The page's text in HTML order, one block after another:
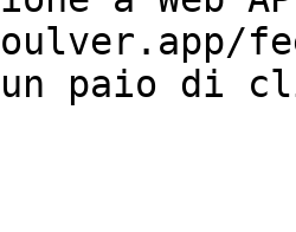
paio di